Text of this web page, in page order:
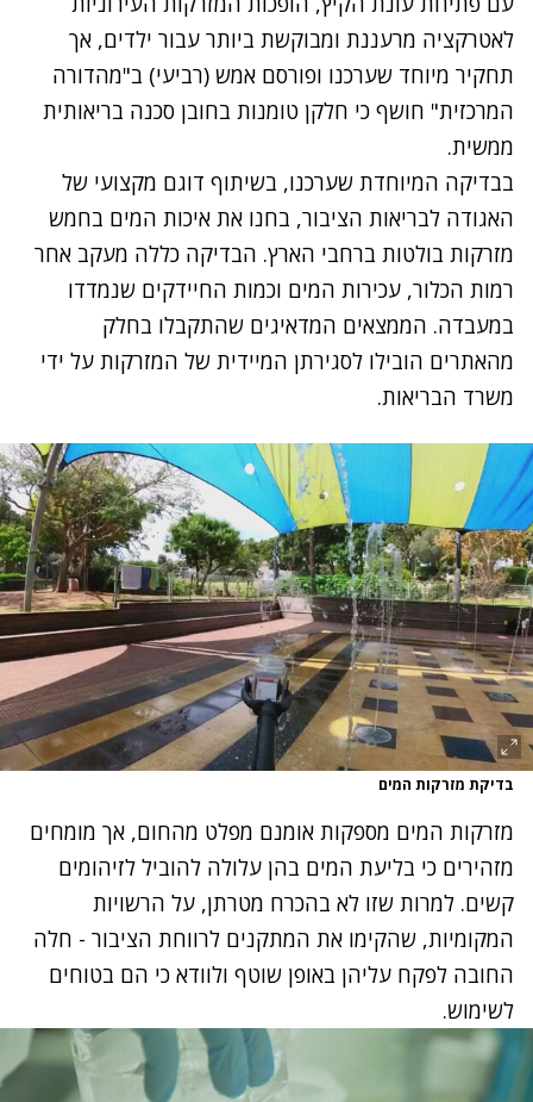
לאטרקציה מרעננת ומבוקשת ביותר עבור ילדים, אך
תחקיר מיוחד שערכנו ופורסם אמש (רביעי) ב"מהדורה
המרכזית" חושף כי חלקן טומנות בחובן סכנה בריאותית
ממשית.
נסה שוב
בבדיקה המיוחדת שערכנו, בשיתוף דוגם מקצועי של
האגודה לבריאות הציבור, בחנו את איכות המים בחמש
מזרקות בולטות ברחבי הארץ. הבדיקה כללה מעקב אחר
רמות הכלור, עכירות המים וכמות החיידקים שנמדדו
במעבדה. הממצאים המדאיגים שהתקבלו בחלק
מהאתרים הובילו לסגירתן המיידית של המזרקות על ידי
משרד הבריאות.
בדיקת מזרקות המים
מזרקות המים מספקות אומנם מפלט מהחום, אך מומחים
מזהירים כי בליעת המים בהן עלולה להוביל לזיהומים
קשים. למרות שזו לא בהכרח מטרתן, על הרשויות
המקומיות, שהקימו את המתקנים לרווחת הציבור - חלה
החובה לפקח עליהן באופן שוטף ולוודא כי הם בטוחים
לשימוש.